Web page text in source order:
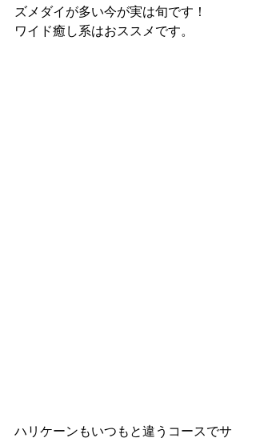
ズメダイが多い今が実は旬です！
ワイド癒し系はおススメです。
ハリケーンもいつもと違うコースでサ